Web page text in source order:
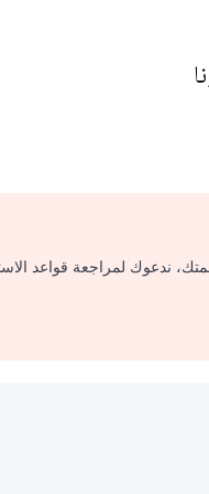
ندعوك لمراجعة قواعد